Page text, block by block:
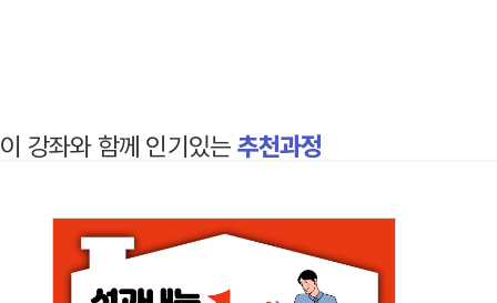
이 강좌와 함께 인기있는 추천과정